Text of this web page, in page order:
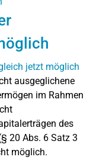
ausgeglichene
im Rahmen
des
20 Abs. 6 Satz 3
möglich.